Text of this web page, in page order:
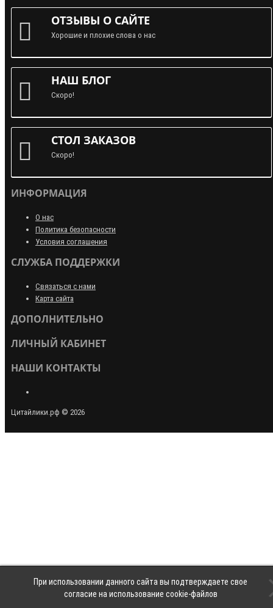
При использовании данного сайта вы подтверждаете свое
согласие на использование cookie-файлов
ОТЗЫВЫ О САЙТЕ
Хорошие и плохие слова о нас
НАШ БЛОГ
Скоро!
СТОЛ ЗАКАЗОВ
Скоро!
ИНФОРМАЦИЯ
О нас
Политика безопасности
Условия соглашения
СЛУЖБА ПОДДЕРЖКИ
Связаться с нами
Карта сайта
ДОПОЛНИТЕЛЬНО
ЛИЧНЫЙ КАБИНЕТ
НАШИ КОНТАКТЫ
Цитайлики.рф © 2026